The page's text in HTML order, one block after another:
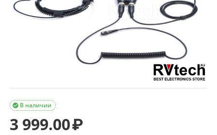
В наличии

3 999.00₽